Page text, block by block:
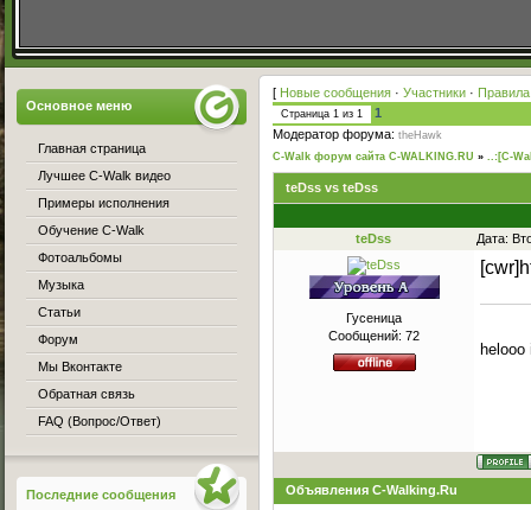
[ Новые сообщения · Участники ·
Страница 1 из 1
1
Модератор форума: theHawk
C-Walk форум сайта C-WALKING.RU » ..:[C-
teDss vs teDss
teDss Дата:
Гусеница
Сообщений: 72
helooo
Объявления C-Walking.Ru
Основное меню
Главная страница
Лучшее C-Walk видео
Примеры исполнения
Обучение C-Walk
Фотоальбомы
Музыка
Статьи
Форум
Мы Вконтакте
Обратная связь
FAQ (Вопрос/Ответ)
Последние сообщения